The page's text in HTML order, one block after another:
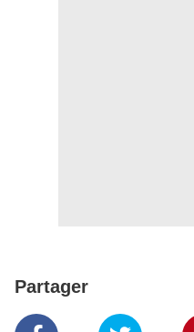
Partager